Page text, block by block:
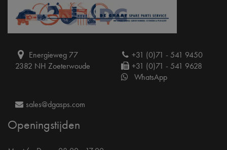
Energieweg 77
2382 NH Zoeterwoude
+31 (0)71 - 541 9450
+31 (0)71 - 541 9628
WhatsApp
sales@dgasps.com
Openingstijden